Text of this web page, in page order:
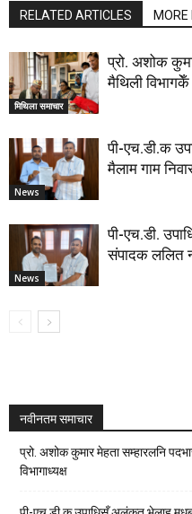
RELATED ARTICLES
मिथिला समाचार
प्रो. अशोक
मैथिली विभागकेँ
News
पी-एच.डी.क
मैलाम गाम
News
पी-एच.डी.
संपादक ललित
नवीनतम समाचार
प्रो. अशोक कुमार मेहता सम्हारलनि
विभागाध्यक्ष